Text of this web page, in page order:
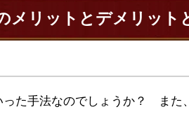
メリットとデメリット
った手法なのでしょうか？ また